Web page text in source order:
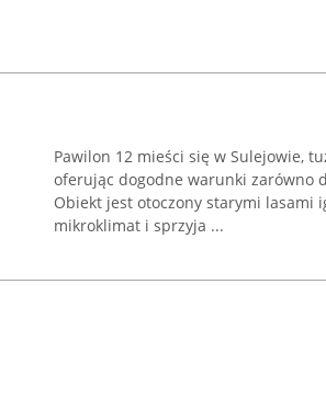
Pawilon 12 mieści się w Sulejowie,
oferując dogodne warunki zarówno
Obiekt jest otoczony starymi lasami
mikroklimat i sprzyja ...